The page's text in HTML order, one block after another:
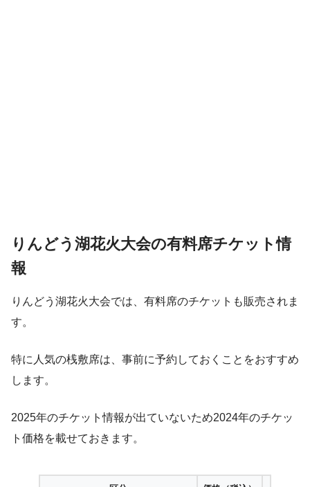
りんどう湖花火大会の有料席チケット情
報
りんどう湖花火大会では、有料席のチケットも販売されま
す。
特に人気の桟敷席は、事前に予約しておくことをおすすめ
します。
2025年のチケット情報が出ていないため2024年のチケッ
ト価格を載せておきます。